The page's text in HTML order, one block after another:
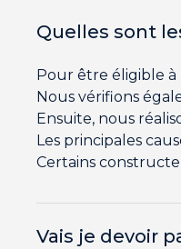
Quelles sont
Pour être éligible à
Nous vérifions
Ensuite, nous
Les principales
Certains
Vais je devoir